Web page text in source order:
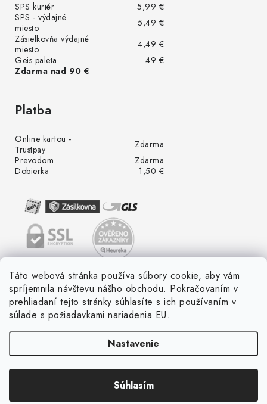
Táto webová stránka používa súbory cookie, aby vám
spríjemnila návštevu nášho obchodu. Pokračovaním v
prehliadaní tejto stránky súhlasíte s ich používaním v
súlade s požiadavkami nariadenia EU.
Nastavenie
Súhlasím
SPS kuriér
5,99 €
SPS - výdajné
miesto
5,49 €
Zásielkovňa výdajné
miesto
4,49 €
Geis paleta
49 €
Zdarma nad 90 €
Platba
Online kartou -
Trustpay
Zdarma
Prevodom
Zdarma
Dobierka
1,50 €
LED ME GROW. Všetky práva vyhradené.